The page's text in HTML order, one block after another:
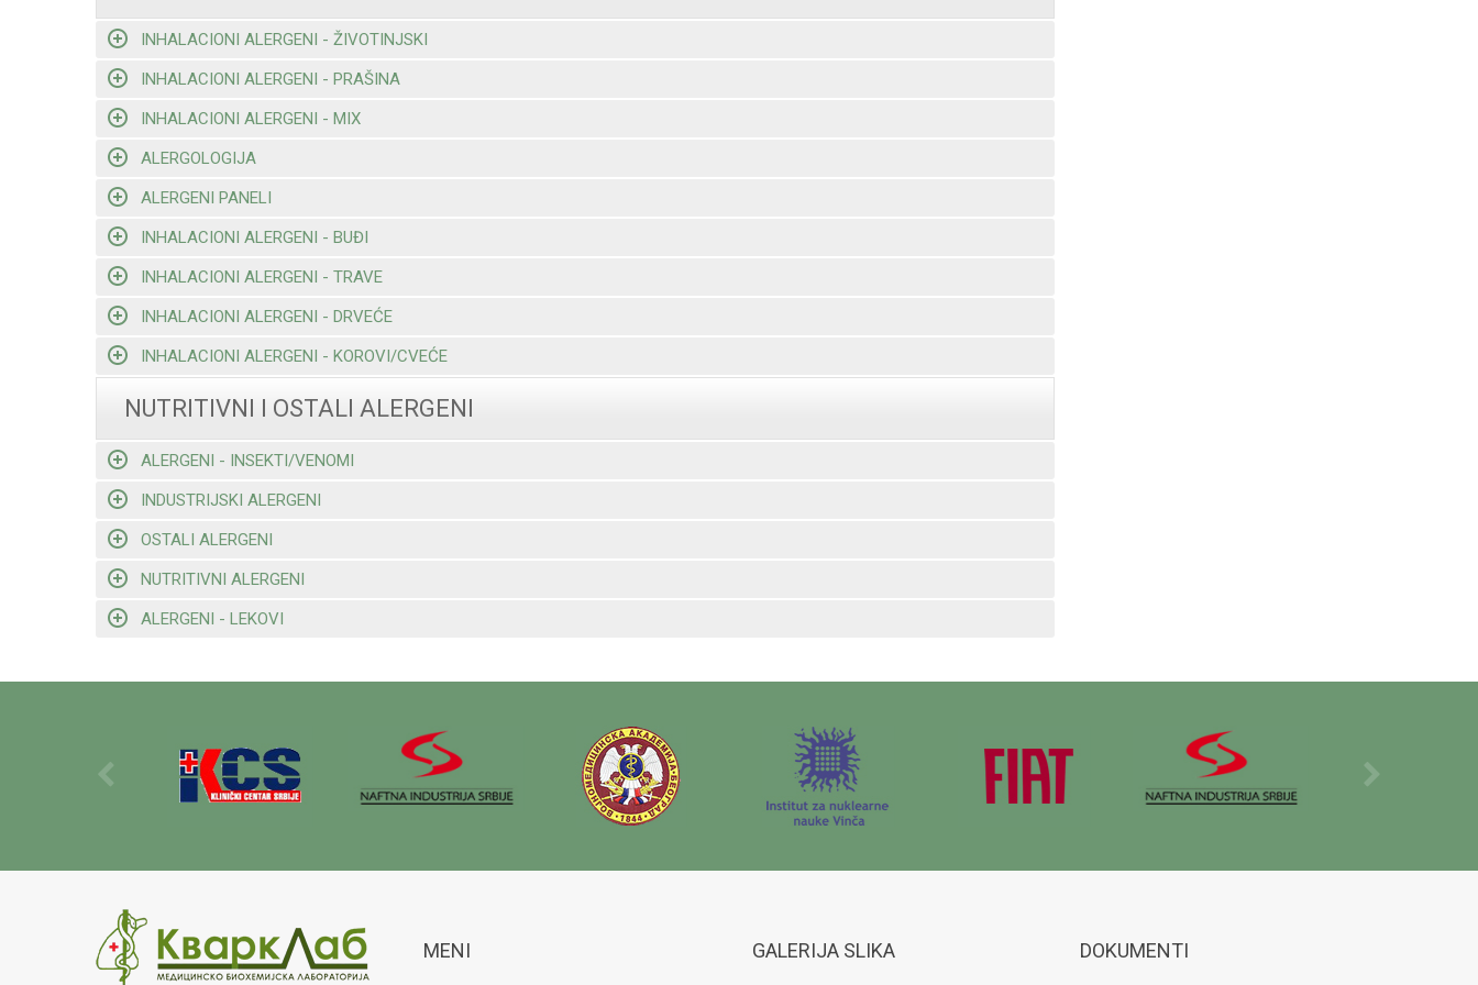
INHALACIONI ALERGENI - ŽIVOTINJSKI
INHALACIONI ALERGENI - PRAŠINA
INHALACIONI ALERGENI - MIX
ALERGOLOGIJA
ALERGENI PANELI
INHALACIONI ALERGENI - BUĐI
INHALACIONI ALERGENI - TRAVE
INHALACIONI ALERGENI - DRVEĆE
INHALACIONI ALERGENI - KOROVI/CVEĆE
NUTRITIVNI I OSTALI ALERGENI
ALERGENI - INSEKTI/VENOMI
INDUSTRIJSKI ALERGENI
OSTALI ALERGENI
NUTRITIVNI ALERGENI
ALERGENI - LEKOVI
MENI GALERIJA SLIKA DOKUMENTI